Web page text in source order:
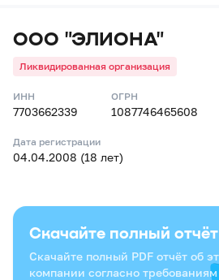
ООО "ЭЛИОНА"
Ликвидированная организация
ИНН
7703662339
ОГРН
1087746465608
Дата регистрации
04.04.2008 (18 лет)
Скачайте полный отчёт
Скачайте полный PDF отчёт об
компании согласно